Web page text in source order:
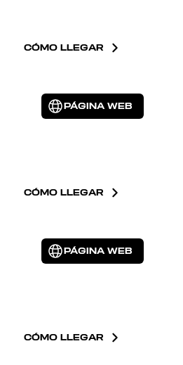
CÓMO LLEGAR
PÁGINA WEB
CÓMO LLEGAR
PÁGINA WEB
CÓMO LLEGAR